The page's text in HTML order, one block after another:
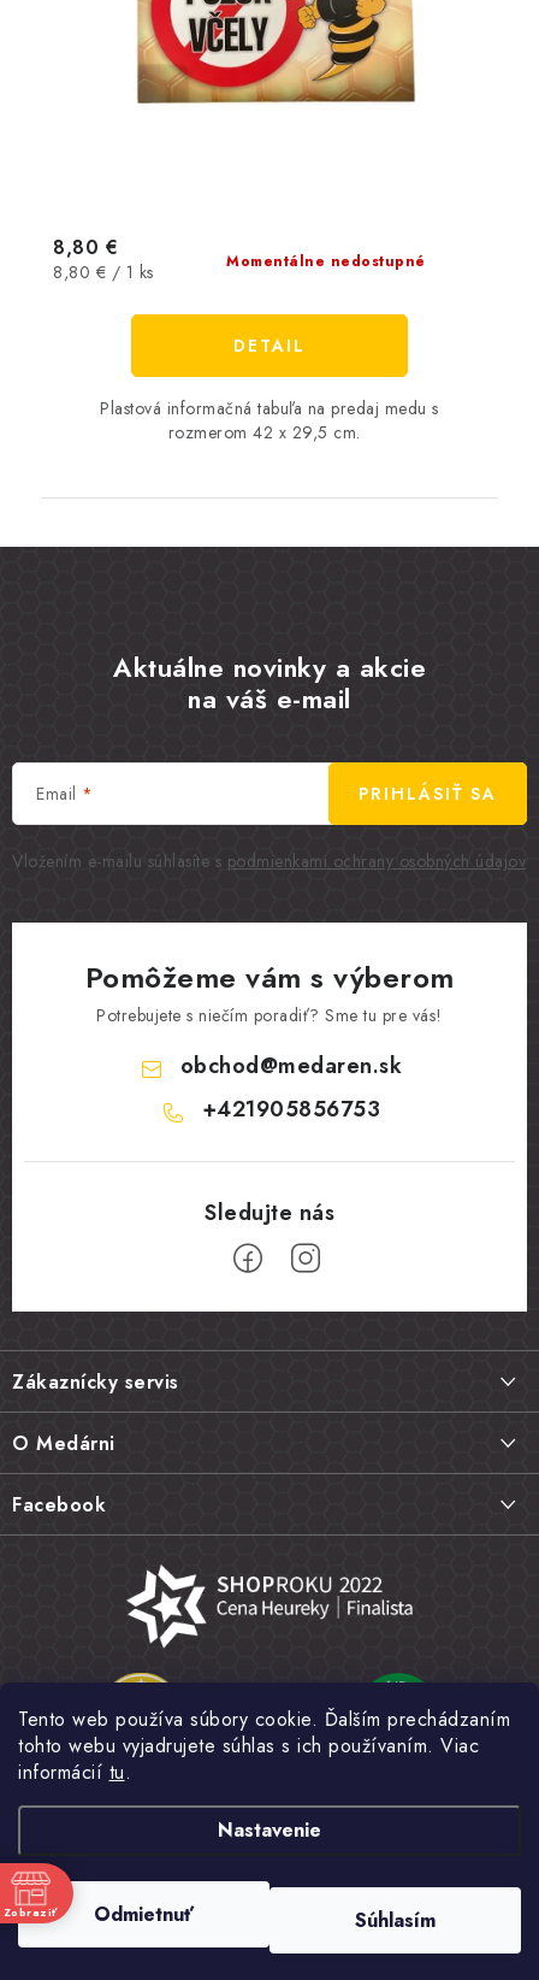
Tento web používa súbory cookie. Ďalším prechádzaním
tohto webu vyjadrujete súhlas s ich používaním. Viac
informácií tu.
Nastavenie
Odmietnuť Súhlasím
Momentálne nedostupné
8,80 €
Jednotková
8,80 € / 1 ks
DETAIL
Plastová informačná tabuľa na predaj medu s
rozmerom 42 x 29,5 cm.
Aktuálne novinky a akcie
na váš e-mail
Email
Vložením e-mailu súhlasíte s podmienkami ochrany osobných údajov
PRIHLÁSIŤ SA
Pomôžeme vám s výberom
Potrebujete s niečím poradiť? Sme tu pre vás!
obchod@medaren.sk
+421905856753
Z
á
p
ä
e
Zákaznícky servis
Vrátenie tovaru, výmena a reklamácie
Najčastejšie otázky FAQ
Hodnotenie obchodu
Obchodné podmienky
Ochrana osobných údajov
O Medárni
Náš príbeh
Kamenná predajňa
Fotogaléria
Novinky
Facebook
Vytvoril Shoptet
Copyright 2026 . Všetky práva vyhradené.Upraviť nastavenie
Zobraziť